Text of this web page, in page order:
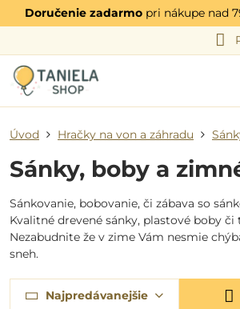
Doručenie zadarmo pri
Úvod Hračky na von a záhradu
Sánky, boby a
Sánkovanie, bobovanie, či zábava so
Kvalitné drevené sánky, plastové boby či
Nezabudnite že v zime Vám nesmie
sneh.
Najpredávanejšie